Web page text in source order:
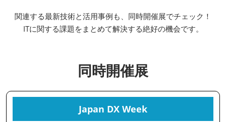
関連する最新技術と活用事例も、同時開催展でチェック！
ITに関する課題をまとめて解決する絶好の機会です。
同時開催展
Japan DX Week